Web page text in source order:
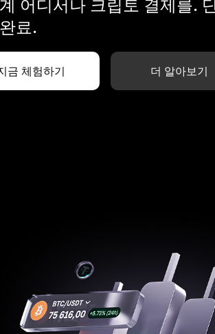
어디서나 크립토 결제를.
료.
금 체험하기 더 알아보기